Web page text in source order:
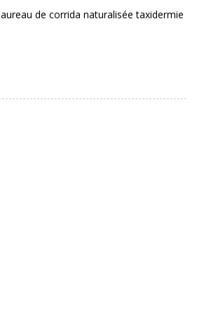
de corrida naturalisée taxidermie